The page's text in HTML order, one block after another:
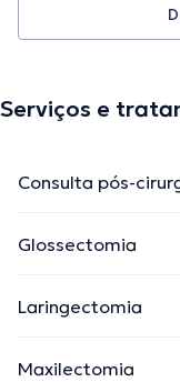
Serviços e
Consulta pós-
Glossectomia
Laringectomia
Maxilectomia